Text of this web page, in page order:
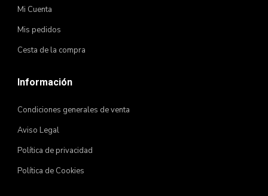
Mi Cuenta
Mis pedidos
Cesta de la compra
Información
Condiciones generales de venta
Aviso Legal
Política de privacidad
Política de Cookies